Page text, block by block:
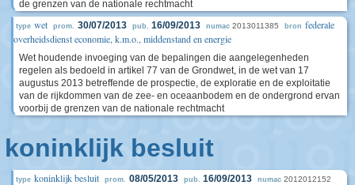
de grenzen van de nationale rechtmacht
type wet prom. 30/07/2013 pub. 16/09/2013 numac 2013011385 bron federale
overheidsdienst economie, k.m.o., middenstand en energie
Wet houdende invoeging van de bepalingen die aangelegenheden
regelen als bedoeld in artikel 77 van de Grondwet, in de wet van 17
augustus 2013 betreffende de prospectie, de exploratie en de exploitatie
van de rijkdommen van de zee- en oceaanbodem en de ondergrond ervan
voorbij de grenzen van de nationale rechtmacht
koninklijk besluit
type koninklijk besluit prom. 08/05/2013 pub. 16/09/2013 numac 2012012152